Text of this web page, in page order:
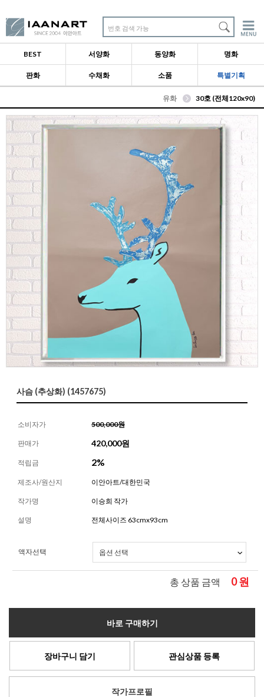
번호 검색 가능
BEST 서양화 동양화 명화
판화 수채화 소품 특별기획
유화 30호 (전체120x90)
사슴 (추상화) (1457675)
소비자가 500,000원
판매가 420,000원
적립금 2%
제조사/원산지 이안아트/대한민국
작가명 이승희 작가
설명 전체사이즈 63cmx93cm
액자선택
총 상품 금액 0원
바로 구매하기
장바구니 담기 관심상품 등록
작가프로필